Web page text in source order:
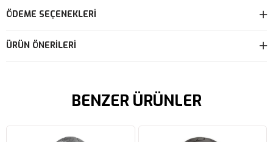
ÖDEME SEÇENEKLERI
ÜRÜN ÖNERILERI
BENZER ÜRÜNLER